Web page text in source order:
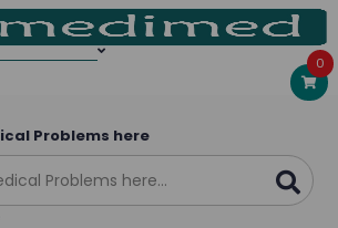
0
Problems here